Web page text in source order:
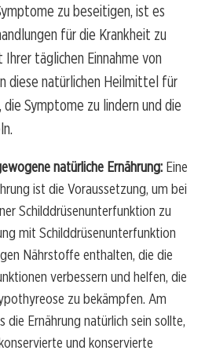
zu beseitigen, ist es
für die Krankheit zu
täglichen Einnahme von
diese natürlichen Heilmittel für
Symptome zu lindern und die
natürliche Ernährung: Eine
ist die Voraussetzung, um bei
Schilddrüsenunterfunktion zu
mit Schilddrüsenunterfunktion
Nährstoffe enthalten, die die
verbessern und helfen, die
zu bekämpfen. Am
die Ernährung natürlich sein sollte,
und konservierte